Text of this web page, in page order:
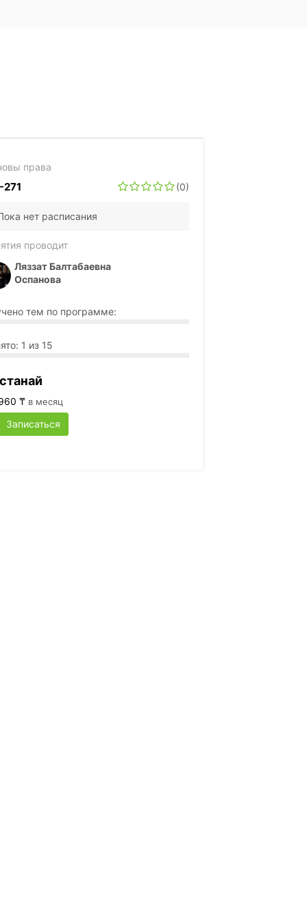
права
(0)
нет расписания
проводит
Ляззат Балтабаевна
Оспанова
тем по программе:
1 из 15
₸ в месяц
Записаться